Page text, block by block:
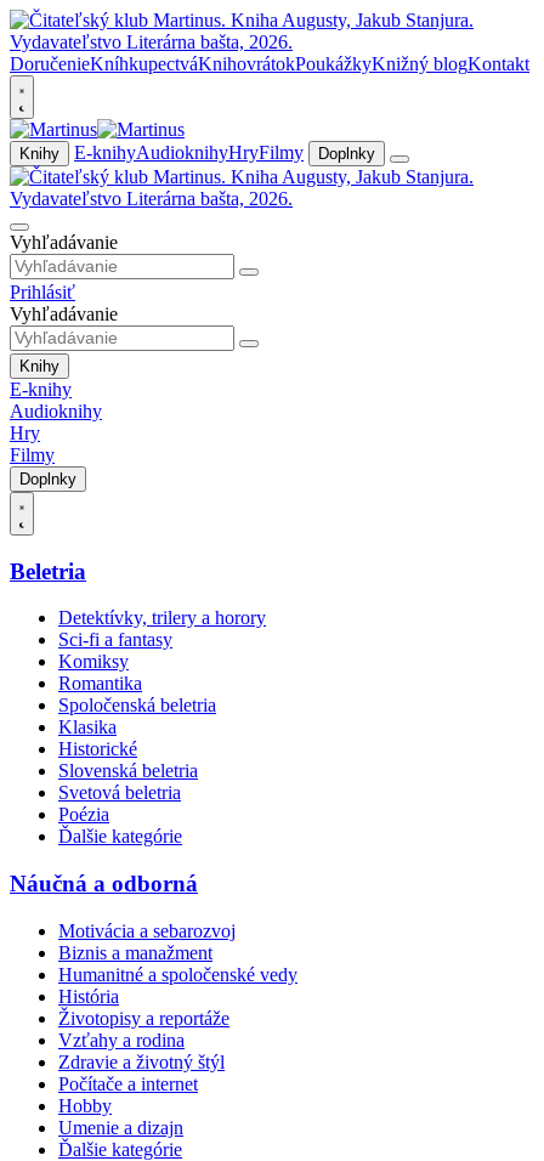
DoručenieKníhkupectváKnihovrátokPoukážkyKnižný blogKontakt
Knihy E-knihyAudioknihyHryFilmy Doplnky
Vyhľadávanie
Prihlásiť
Vyhľadávanie
Knihy
E-knihy
Audioknihy
Hry
Filmy
Doplnky
Beletria
Detektívky, trilery a horory
Sci-fi a fantasy
Komiksy
Romantika
Spoločenská beletria
Klasika
Historické
Slovenská beletria
Svetová beletria
Poézia
Ďalšie kategórie
Náučná a odborná
Motivácia a sebarozvoj
Biznis a manažment
Humanitné a spoločenské vedy
História
Životopisy a reportáže
Vzťahy a rodina
Zdravie a životný štýl
Počítače a internet
Hobby
Umenie a dizajn
Ďalšie kategórie